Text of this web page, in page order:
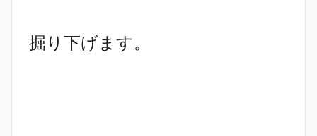
掘り下げます。